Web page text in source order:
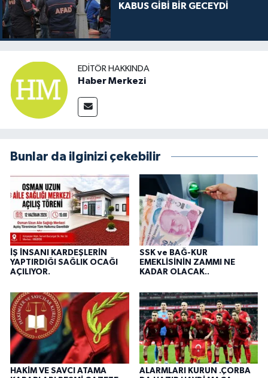
KABUS GİBİ BİR GECEYDİ
EDITÖR HAKKINDA
Haber Merkezi
Bunlar da ilginizi çekebilir
İŞ İNSANI KARDEŞLERİN
YAPTIRDIĞI SAĞLIK OCAĞI
AÇILIYOR.
SSK ve BAĞ-KUR
EMEKLİSİNİN ZAMMI NE
KADAR OLACAK..
HAKİM VE SAVCI ATAMA
ALARMLARI KURUN .ÇORBA